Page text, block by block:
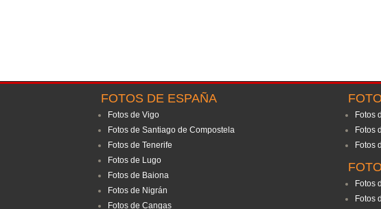
FOTOS DE ESPAÑA
Fotos de Vigo
Fotos de Santiago de Compostela
Fotos de Tenerife
Fotos de Lugo
Fotos de Baiona
Fotos de Nigrán
Fotos de Cangas
Fotos
Fotos
Fotos
Fotos
Fotos